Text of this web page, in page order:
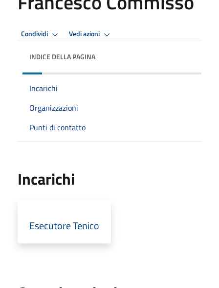
Condividi Vedi azioni
INDICE DELLA PAGINA
Incarichi
Organizzazioni
Punti di contatto
Incarichi
Esecutore Tenico